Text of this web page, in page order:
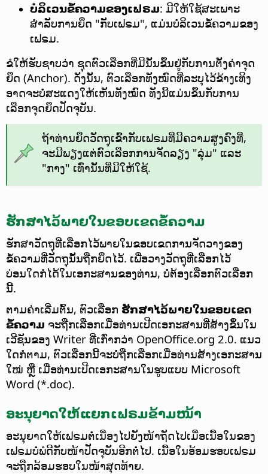
ບໍລິເວນຂໍ້ຄວາມຂອງເຟຣມ: ມີໃຫ້ໃຊ້ສະເພາະ
ສຳລັບການຍຶດ "ກັບເຟຣມ", ແມ່ນບໍລິເວນຂໍ້ຄວາມຂອງ
ເຟຣມ.
ຂໍໃຫ້ຮັບຊາບວ່າ ຊຸດຕົວເລືອກທີ່ມີນັ້ນຂຶ້ນຢູ່ກັບການຕັ້ງຄ່າຈຸດ
ຍຶດ (Anchor). ດັ່ງນັ້ນ, ຕົວເລືອກທັງໝົດທີ່ລະບຸໄວ້ຂ້າງເທິງ
ອາດຈະບໍ່ສະແດງໃຫ້ເຫັນທັງໝົດ ທັງນີ້ແມ່ນຂຶ້ນກັບການ
ເລືອກຈຸດຍຶດປັດຈຸບັນ.
ຖ້າທ່ານຍຶດວັດຖຸເຂົ້າກັບເຟຣມທີ່ມີຄວາມສູງຄົງທີ່,
ຈະມີພຽງແຕ່ຕົວເລືອກການຈັດລຽງ "ລຸ່ມ" ແລະ
"ກາງ" ເທົ່ານັ້ນທີ່ມີໃຫ້ໃຊ້.
ຮັກສາໄວ້ພາຍໃນຂອບເຂດຂໍ້ຄວາມ
ຮັກສາວັດຖຸທີ່ເລືອກໄວ້ພາຍໃນຂອບເຂດການຈັດວາງຂອງ
ຂໍ້ຄວາມທີ່ວັດຖຸນັ້ນຖືກຍຶດໄວ້. ເພື່ອວາງວັດຖຸທີ່ເລືອກໄວ້
ບ່ອນໃດກໍໄດ້ໃນເອກະສານຂອງທ່ານ, ບໍ່ຕ້ອງເລືອກຕົວເລືອກ
ນີ້.
ຕາມຄ່າເລີ່ມຕົ້ນ, ຕົວເລືອກ ຮັກສາໄວ້ພາຍໃນຂອບເຂດ
ຂໍ້ຄວາມ ຈະຖືກເລືອກເມື່ອທ່ານເປີດເອກະສານທີ່ສ້າງຂຶ້ນໃນ
ເວີຊັນຂອງ Writer ທີ່ເກົ່າກວ່າ OpenOffice.org 2.0. ແນວ
ໃດກໍຕາມ, ຕົວເລືອກນີ້ຈະບໍ່ຖືກເລືອກເມື່ອທ່ານສ້າງເອກະສານ
ໃໝ່ ຫຼື ເມື່ອທ່ານເປີດເອກະສານໃນຮູບແບບ Microsoft
Word (*.doc).
ອະນຸຍາດໃຫ້ແຍກເຟຣມຂ້າມໜ້າ
ອະນຸຍາດໃຫ້ເຟຣມຕໍ່ເນື່ອງໄປຍັງໜ້າຖັດໄປເມື່ອເນື້ອໃນຂອງ
ເຟຣມບໍ່ພໍດີກັບໜ້າປັດຈຸບັນອີກຕໍ່ໄປ. ເນື້ອໃນອ້ອມຮອບເຟຣມ
ຈະຖືກລ້ອມຮອບໃນໜ້າສຸດທ້າຍ.